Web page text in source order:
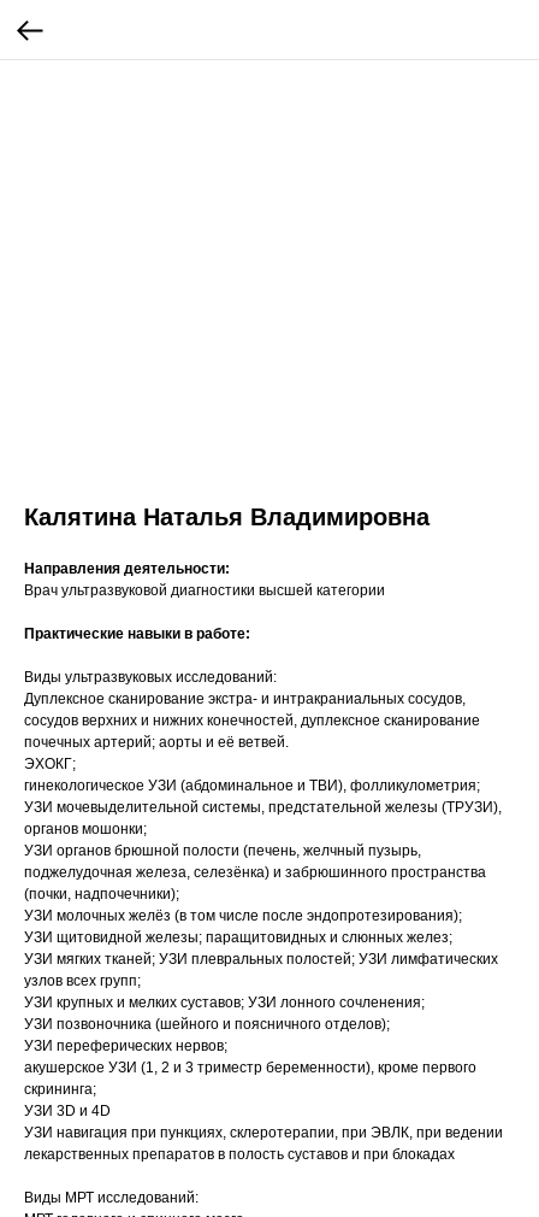
Калятина Наталья Владимировна
Направления деятельности:
Врач ультразвуковой диагностики высшей категории
Практические навыки в работе:
Виды ультразвуковых исследований:
Дуплексное сканирование экстра- и интракраниальных сосудов,
сосудов верхних и нижних конечностей, дуплексное сканирование
почечных артерий; аорты и её ветвей.
ЭХОКГ;
гинекологическое УЗИ (абдоминальное и ТВИ), фолликулометрия;
УЗИ мочевыделительной системы, предстательной железы (ТРУЗИ),
органов мошонки;
УЗИ органов брюшной полости (печень, желчный пузырь,
поджелудочная железа, селезёнка) и забрюшинного пространства
(почки, надпочечники);
УЗИ молочных желёз (в том числе после эндопротезирования);
УЗИ щитовидной железы; паращитовидных и слюнных желез;
УЗИ мягких тканей; УЗИ плевральных полостей; УЗИ лимфатических
узлов всех групп;
УЗИ крупных и мелких суставов; УЗИ лонного сочленения;
УЗИ позвоночника (шейного и поясничного отделов);
УЗИ переферических нервов;
акушерское УЗИ (1, 2 и 3 триместр беременности), кроме первого
скрининга;
УЗИ 3D и 4D
УЗИ навигация при пункциях, склеротерапии, при ЭВЛК, при ведении
лекарственных препаратов в полость суставов и при блокадах
Виды МРТ исследований: